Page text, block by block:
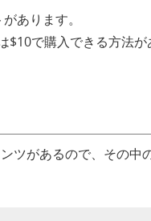
あります。
で購入できる方法が
ツがあるので、その中